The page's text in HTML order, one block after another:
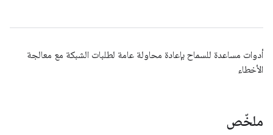
أدوات مساعدة للسماح بإعادة محاولة عامة لطلبات الشبكة مع معالجة
الأخطاء
ملخّص